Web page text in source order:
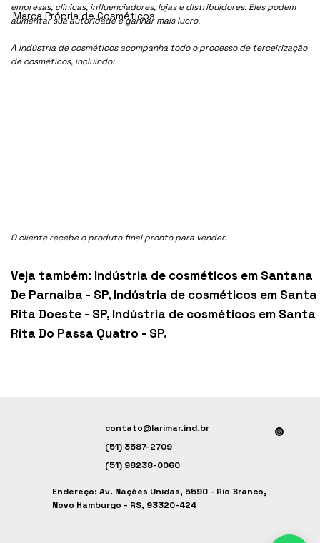
empresas, clínicas, influenciadores, lojas e distribuidores. Eles podem
aumentar sua autoridade e ganhar mais lucro.
A indústria de cosméticos acompanha todo o processo de terceirização
de cosméticos, incluindo:
O cliente recebe o produto final pronto para vender.
Veja também: Indústria de cosméticos em Santana
De Parnaiba - SP, Indústria de cosméticos em Santa
Rita Doeste - SP, Indústria de cosméticos em Santa
Rita Do Passa Quatro - SP.
Marca Própria de Cosméticos
contato@larimar.ind.br
(51) 3587-2709
(51) 98238-0060
Endereço: Av. Nações Unidas, 5590 - Rio Branco,
Novo Hamburgo - RS, 93320-424